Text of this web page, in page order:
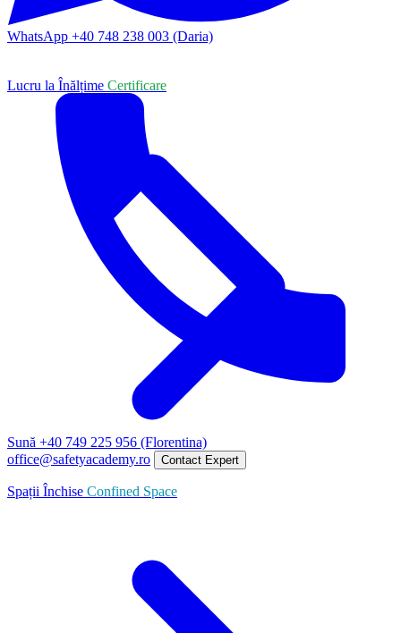
WhatsApp +40 748 238 003 (Daria)
Sună +40 749 225 956 (Florentina)
office@safetyacademy.ro
Contact Expert
Lucru la Înălțime Certificare
Spații Închise Confined Space